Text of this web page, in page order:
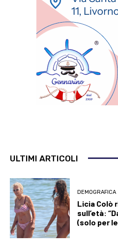
ULTIMI ARTICOLI
DEMOGRAFICA
Licia Colò
sull’età:
(solo per